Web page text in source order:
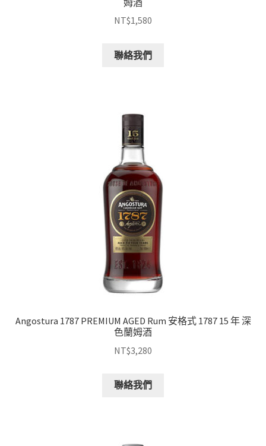
NT$1,580
聯絡我們
Angostura 1787 PREMIUM AGED Rum 安格式 1787 15 年 深
色蘭姆酒
NT$3,280
聯絡我們